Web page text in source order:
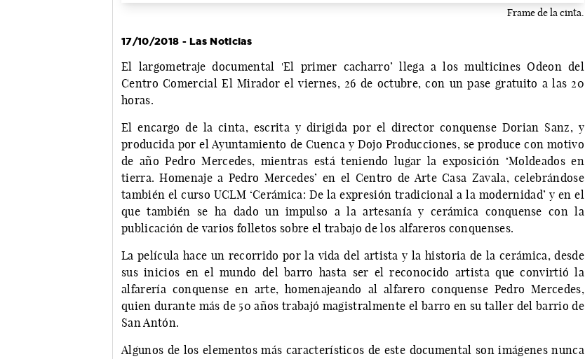
Frame de la cinta.
17/10/2018 - Las Noticias
El largometraje documental 'El primer cacharro’ llega a los multicines Odeon del
Centro Comercial El Mirador el viernes, 26 de octubre, con un pase gratuito a las 20
horas.
El encargo de la cinta, escrita y dirigida por el director conquense Dorian Sanz, y
producida por el Ayuntamiento de Cuenca y Dojo Producciones, se produce con motivo
de año Pedro Mercedes, mientras está teniendo lugar la exposición ‘Moldeados en
tierra. Homenaje a Pedro Mercedes’ en el Centro de Arte Casa Zavala, celebrándose
también el curso UCLM ‘Cerámica: De la expresión tradicional a la modernidad’ y en el
que también se ha dado un impulso a la artesanía y cerámica conquense con la
publicación de varios folletos sobre el trabajo de los alfareros conquenses.
La película hace un recorrido por la vida del artista y la historia de la cerámica, desde
sus inicios en el mundo del barro hasta ser el reconocido artista que convirtió la
alfarería conquense en arte, homenajeando al alfarero conquense Pedro Mercedes,
quien durante más de 50 años trabajó magistralmente el barro en su taller del barrio de
San Antón.
Algunos de los elementos más característicos de este documental son imágenes nunca